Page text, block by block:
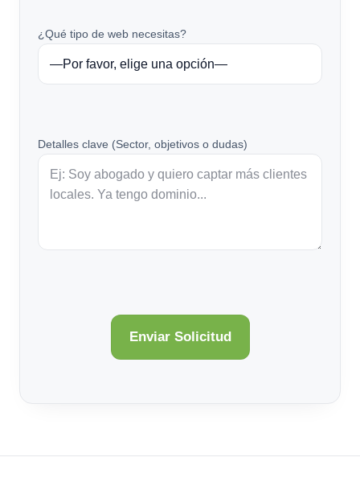
¿Qué tipo de web necesitas?
Detalles clave (Sector, objetivos o dudas)